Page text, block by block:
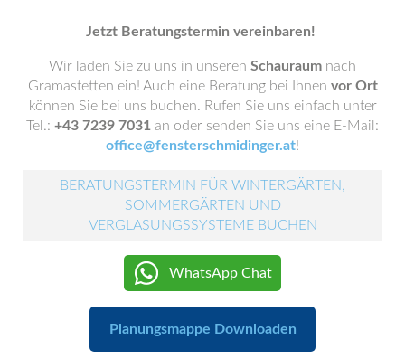
Jetzt Beratungstermin vereinbaren!
Wir laden Sie zu uns in unseren Schauraum nach
Gramastetten ein! Auch eine Beratung bei Ihnen vor Ort
können Sie bei uns buchen. Rufen Sie uns einfach unter
Tel.: +43 7239 7031 an oder senden Sie uns eine E-Mail:
office@fensterschmidinger.at!
BERATUNGSTERMIN FÜR WINTERGÄRTEN,
SOMMERGÄRTEN UND
VERGLASUNGSSYSTEME BUCHEN
WhatsApp Chat
Planungsmappe Downloaden